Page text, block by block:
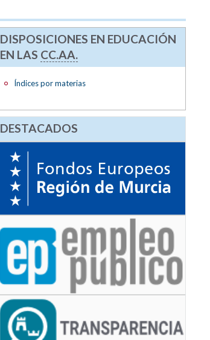
DISPOSICIONES EN EDUCACIÓN
EN LAS CC.AA.
Índices por materias
DESTACADOS